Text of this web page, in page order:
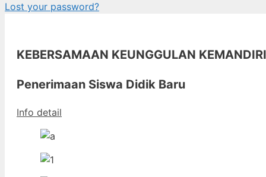
Lost your password?
KEBERSAMAAN KEUNGGULAN
Penerimaan Siswa Didik Baru
Info detail